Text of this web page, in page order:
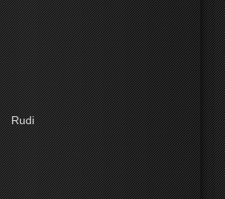
Rudi